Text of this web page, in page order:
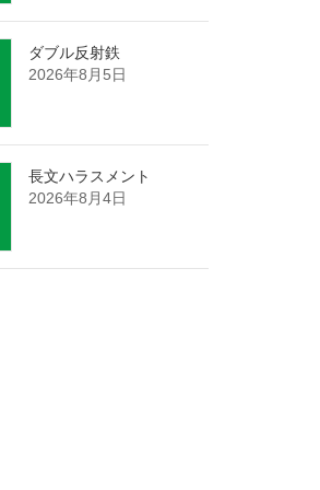
ダブル反射鉄
2026年8月5日
長文ハラスメント
2026年8月4日